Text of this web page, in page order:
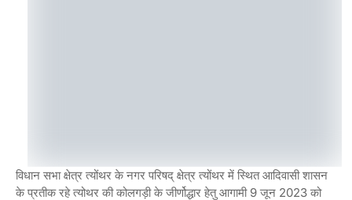
विधान सभा क्षेत्र त्योंथर के नगर परिषद् क्षेत्र त्योंथर में स्थित आदिवासी शासन
के प्रतीक रहे त्योथर की कोलगड़ी के जीर्णोद्धार हेतु आगामी 9 जून 2023 को